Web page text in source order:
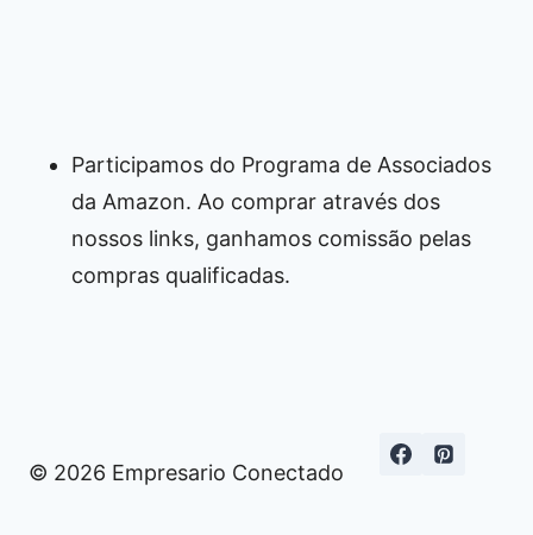
Participamos do Programa de Associados
da Amazon. Ao comprar através dos
nossos links, ganhamos comissão pelas
compras qualificadas.
© 2026 Empresario Conectado